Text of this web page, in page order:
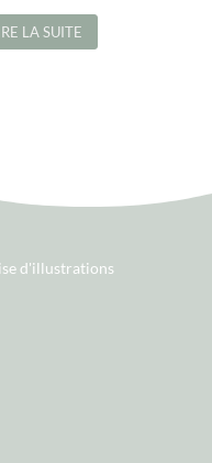
LA SUITE
d'illustrations